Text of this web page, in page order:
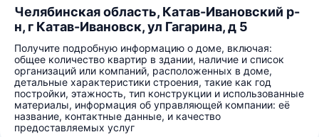
Челябинская область, Катав-Ивановский р-
н, г Катав-Ивановск, ул Гагарина, д 5
Получите подробную информацию о доме, включая:
общее количество квартир в здании, наличие и список
организаций или компаний, расположенных в доме,
детальные характеристики строения, такие как год
постройки, этажность, тип конструкции и использованные
материалы, информация об управляющей компании: её
название, контактные данные, и качество
предоставляемых услуг